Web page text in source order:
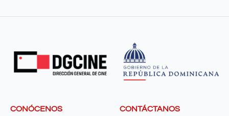
CONÓCENOS CONTÁCTANOS